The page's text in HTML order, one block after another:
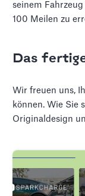
seinem
100 Meilen zu
Das
Wir freuen uns,
können. Wie Sie
Originaldesign